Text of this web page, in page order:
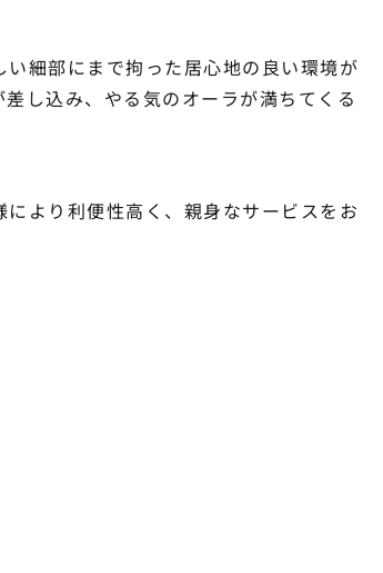
細部にまで拘った居心地の良い環境が
し込み、やる気のオーラが満ちてくる
より利便性高く、親身なサービスをお